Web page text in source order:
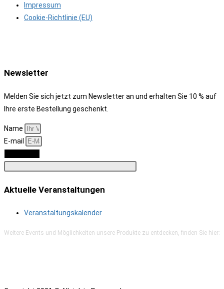
Impressum
Cookie-Richtlinie (EU)
Newsletter
Melden Sie sich jetzt zum Newsletter an und erhalten Sie 10 % auf
Ihre erste Bestellung geschenkt.
Name
E-mail
Aktuelle Veranstaltungen
Veranstaltungskalender
Weitere Events und Möglichkeiten unsere Produkte zu entdecken, finden Sie hier: